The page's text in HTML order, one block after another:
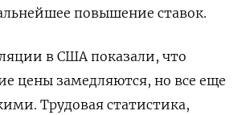
повышение ставок.
в США показали, что
цены замедляются, но все еще
Трудовая статистика,